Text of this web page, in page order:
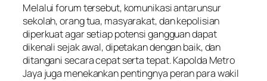
Melalui forum tersebut, komunikasi antarunsur
sekolah, orang tua, masyarakat, dan kepolisian
diperkuat agar setiap potensi gangguan dapat
dikenali sejak awal, dipetakan dengan baik, dan
ditangani secara cepat serta tepat. Kapolda Metro
Jaya juga menekankan pentingnya peran para wakil